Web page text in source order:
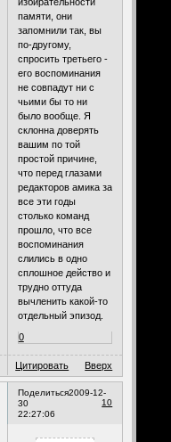
избирательности
памяти, они
запомнили так, вы
по-другому,
спросить третьего -
его воспоминания
не совпадут ни с
чьими бы то ни
было вообще. Я
склонна доверять
вашим по той
простой причине,
что перед глазами
редакторов амика за
все эти годы
столько команд
прошло, что все
воспоминания
слились в одно
сплошное действо и
трудно оттуда
вычленить какой-то
отдельный эпизод.
0
Цитировать Вверх
Поделиться
10
2009-12-
30
22:27:06